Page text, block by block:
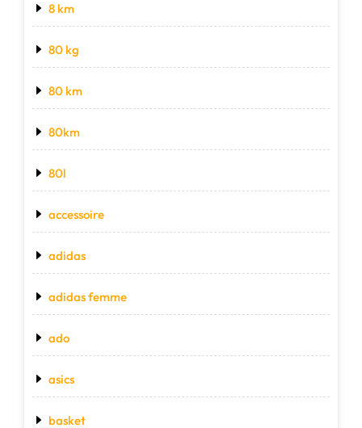
8 km
80 kg
80 km
80km
80l
accessoire
adidas
adidas femme
ado
asics
basket